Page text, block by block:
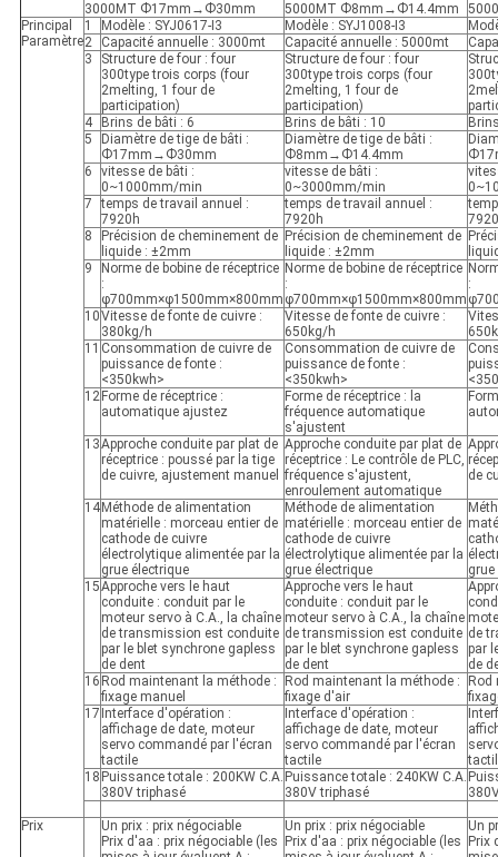
3000MT Ф17mm→Ф30mm 5000MT Ф8mm→Ф14.4mm
Principal
Paramètre
1 Modèle : SYJ0617-I3 Modèle : SYJ1008-I3
2
Capacité annuelle : 3000mt Capacité annuelle : 5000mt
3
Structure de four : four
300type trois corps (four
2melting, 1 four de
participation)
Structure de four : four
300type trois corps (four
2melting, 1 four de
participation)
4
Brins de bâti : 6 Brins de bâti : 10
5
Diamètre de tige de bâti :
Ф17mm→Ф30mm
Diamètre de tige de bâti :
Ф8mm→Ф14.4mm
6
vitesse de bâti :
0~1000mm/min
vitesse de bâti :
0~3000mm/min
7
temps de travail annuel :
7920h
temps de travail annuel :
7920h
8
Précision de cheminement de
liquide : ±2mm
Précision de cheminement de
liquide : ±2mm
9
Norme de bobine de réceptrice
:
φ700mm×φ1500mm×800mm
Norme de bobine de réceptrice
:
φ700mm×φ1500mm×800mm
:
10Vitesse de fonte de cuivre :
380kg/h
Vitesse de fonte de cuivre :
650kg/h
11 Consommation de cuivre de
puissance de fonte :
<350kwh>
Consommation de cuivre de
puissance de fonte :
<350kwh>
12 Forme de réceptrice :
automatique ajustez
Forme de réceptrice : la
fréquence automatique
s'ajustent
13Approche conduite par plat de
réceptrice : poussé par la tige
de cuivre, ajustement manuel
Approche conduite par plat de
réceptrice : Le contrôle de PLC,
fréquence s'ajustent,
enroulement automatique
de
14 Méthode de alimentation
matérielle : morceau entier de
cathode de cuivre
électrolytique alimentée par la
grue électrique
Méthode de alimentation
matérielle : morceau entier de
cathode de cuivre
électrolytique alimentée par la
grue électrique
grue
15Approche vers le haut
conduite : conduit par le
moteur servo à C.A., la chaîne
de transmission est conduite
par le blet synchrone gapless
de dent
Approche vers le haut
conduite : conduit par le
moteur servo à C.A., la chaîne
de transmission est conduite
par le blet synchrone gapless
de dent
de
par
de
16 Rod maintenant la méthode :
fixage manuel
Rod maintenant la méthode :
fixage d'air
Rod
17 Interface d'opération :
affichage de date, moteur
servo commandé par l'écran
tactile
Interface d'opération :
affichage de date, moteur
servo commandé par l'écran
tactile
18 Puissance totale : 200KW C.A.
380V triphasé
Puissance totale : 240KW C.A.
380V triphasé
Prix
Un prix : prix négociable
Prix d'aa : prix négociable (les
Un prix : prix négociable
Prix d'aa : prix négociable (les
Un
Prix